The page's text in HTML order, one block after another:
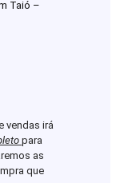
Taió –
vendas irá
para
as
que